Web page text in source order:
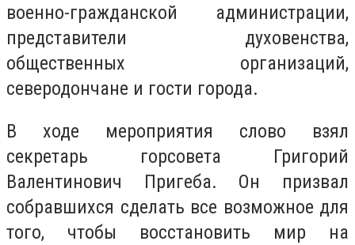
военно-гражданской администрации,
представители духовенства,
общественных организаций,
северодончане и гости города.
В ходе мероприятия слово взял
секретарь горсовета Григорий
Валентинович Пригеба. Он призвал
собравшихся сделать все возможное для
того, чтобы восстановить мир на